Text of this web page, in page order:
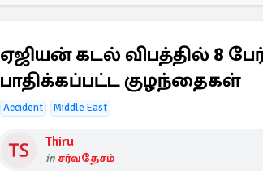
ஏஜியன் கடல் விபத்தில் 8
பாதிக்கப்பட்ட குழந்தைகள்
Accident Middle East
Thiru
in சர்வதேசம்